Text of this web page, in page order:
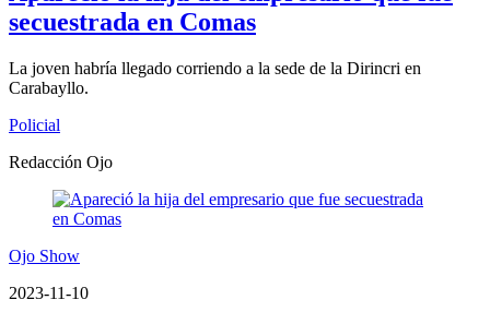
secuestrada en Comas
La joven habría llegado corriendo a la sede de la Dirincri en
Carabayllo.
Policial
Redacción Ojo
Ojo Show
2023-11-10